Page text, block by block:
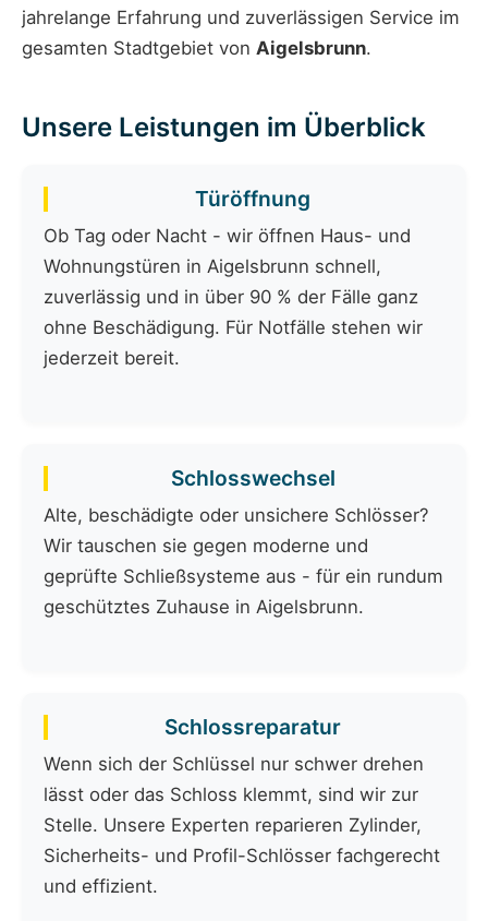
jahrelange Erfahrung und zuverlässigen Service im
gesamten Stadtgebiet von Aigelsbrunn.
Unsere Leistungen im Überblick
Türöffnung
Ob Tag oder Nacht - wir öffnen Haus- und
Wohnungstüren in Aigelsbrunn schnell,
zuverlässig und in über 90 % der Fälle ganz
ohne Beschädigung. Für Notfälle stehen wir
jederzeit bereit.
Schlosswechsel
Alte, beschädigte oder unsichere Schlösser?
Wir tauschen sie gegen moderne und
geprüfte Schließsysteme aus - für ein rundum
geschütztes Zuhause in Aigelsbrunn.
Schlossreparatur
Wenn sich der Schlüssel nur schwer drehen
lässt oder das Schloss klemmt, sind wir zur
Stelle. Unsere Experten reparieren Zylinder,
Sicherheits- und Profil-Schlösser fachgerecht
und effizient.